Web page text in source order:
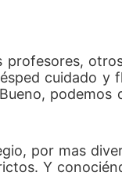
cuidado y
por mas
Y